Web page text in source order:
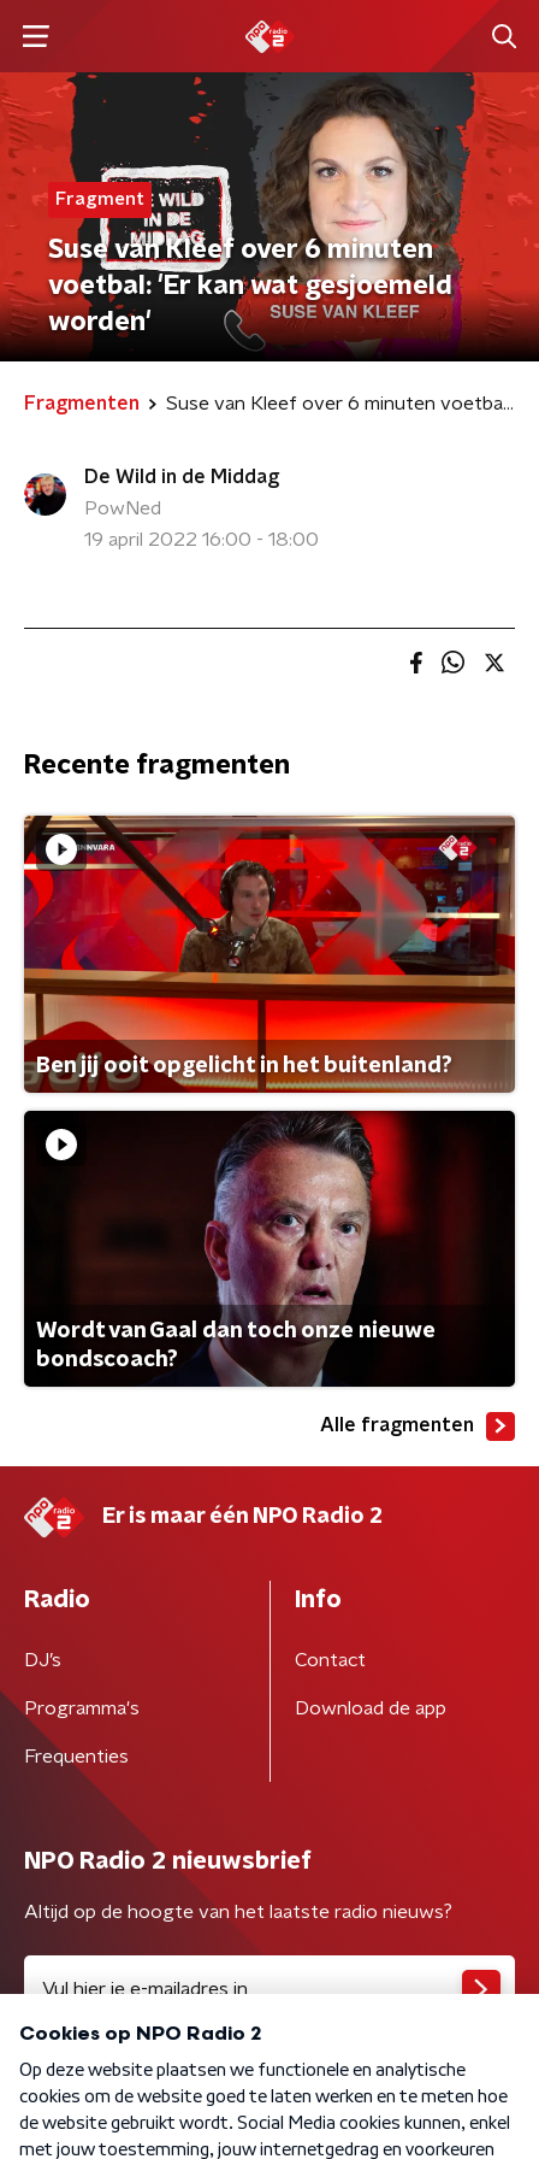
Fragment
Suse van Kleef over 6 minuten
voetbal: 'Er kan wat gesjoemeld
worden'
Fragmenten Suse van Kleef over 6 minuten voetbal: 'Er kan wat gesjoemeld worden'
De Wild in de Middag
PowNed
19 april 2022 16:00 - 18:00
Recente fragmenten
Ben jij ooit opgelicht in het buitenland?
Wordt van Gaal dan toch onze nieuwe
bondscoach?
Alle fragmenten
Er is maar één NPO Radio 2
Radio
DJ’s
Programma's
Frequenties
Info
Contact
Download de app
NPO Radio 2 nieuwsbrief
Altijd op de hoogte van het laatste radio nieuws?
Algemene voorwaarden